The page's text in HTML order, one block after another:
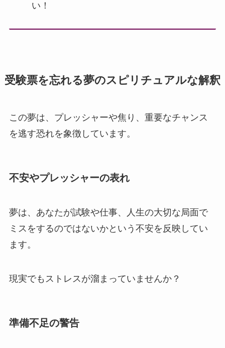
い！
受験票を忘れる夢のスピリチュアルな解釈
この夢は、プレッシャーや焦り、重要なチャンス
を逃す恐れを象徴しています。
不安やプレッシャーの表れ
夢は、あなたが試験や仕事、人生の大切な局面で
ミスをするのではないかという不安を反映してい
ます。
現実でもストレスが溜まっていませんか？
準備不足の警告